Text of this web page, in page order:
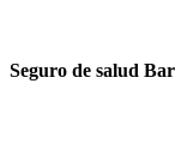
Seguro de salud